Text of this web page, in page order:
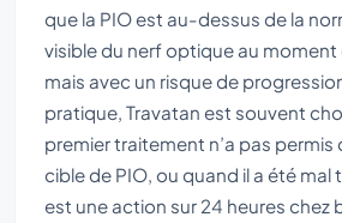
que la PIO est au-dessus de la
visible du nerf optique au moment
mais avec un risque de
pratique, Travatan est souvent
premier traitement n’a pas permis
cible de PIO, ou quand il a été mal
est une action sur 24 heures chez